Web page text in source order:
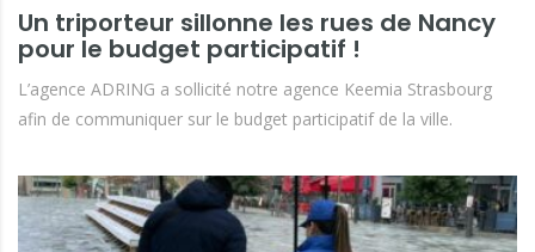
Un triporteur sillonne les rues de Nancy
pour le budget participatif !
L’agence ADRING a sollicité notre agence Keemia Strasbourg
afin de communiquer sur le budget participatif de la ville.